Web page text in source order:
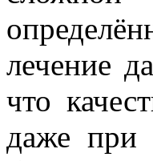
лечение
что
даже при